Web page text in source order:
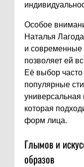
Особое
Наталья
и современные
позволяет ей
Её выбор часто
популярные
универсальная
которая
форм лица.
Глымов и
образов